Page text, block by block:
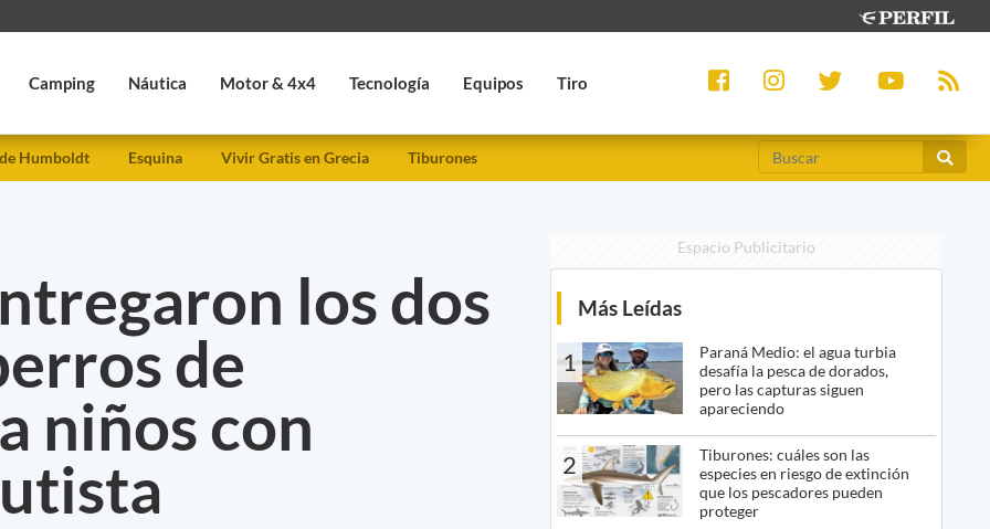
Camping Náutica Motor & 4x4 Tecnología Equipos Tiro
Humboldt Esquina Vivir Gratis en Grecia Tiburones
los dos
de
niños con
Espacio Publicitario
Más Leídas
1
Paraná Medio: el agua turbia
desafía la pesca de dorados,
pero las capturas siguen
apareciendo
2
Tiburones: cuáles son las
especies en riesgo de extinción
que los pescadores pueden
proteger